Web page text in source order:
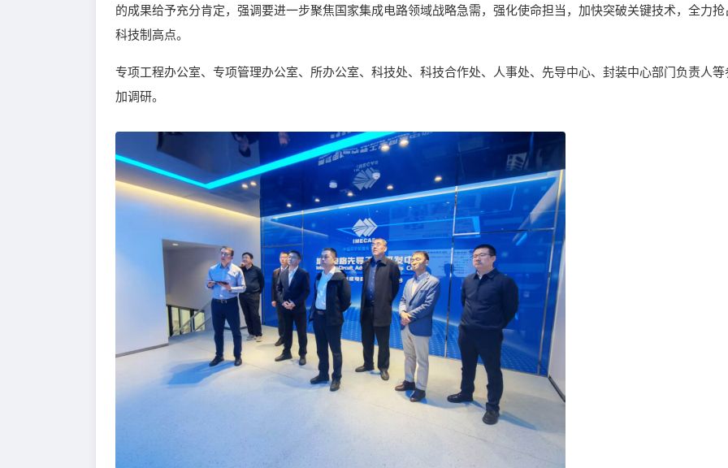
的成果给予充分肯定，强调要进一步聚焦国家集成电路领域战略急需，强化使命担当，加快突破关键技术，全力抢
科技制高点。
专项工程办公室、专项管理办公室、所办公室、科技处、科技合作处、人事处、先导中心、封装中心部门负责人等
加调研。